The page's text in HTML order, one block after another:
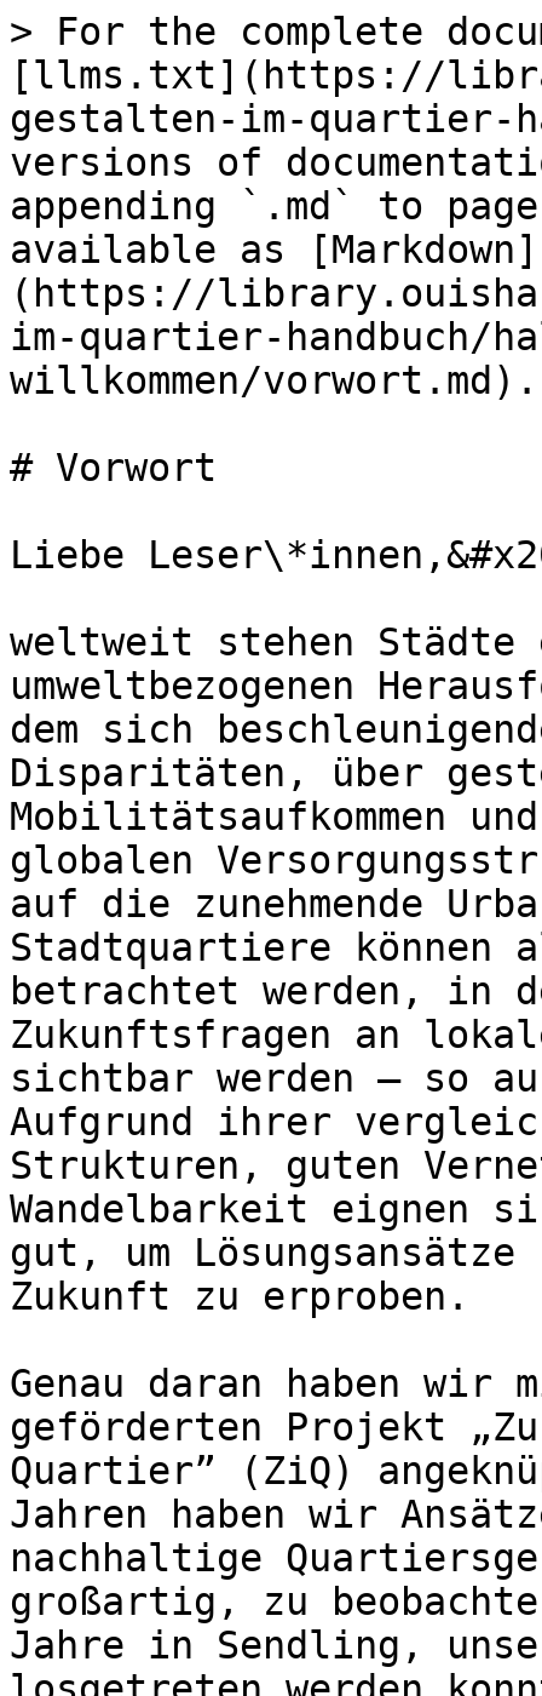
> For the complete
[llms.txt](https://
gestalten-im-quartier-
versions of
appending `.md` to
available as [Markdown]
(https://
im-quartier-handbuch/
willkommen/vorwort.md).
# Vorwort
Liebe
weltweit stehen Städte
umweltbezogenen
dem sich
Disparitäten, über
Mobilitätsaufkommen
globalen
auf die zunehmende
Stadtquartiere können
betrachtet werden, in
Zukunftsfragen an
sichtbar werden – so
Aufgrund ihrer
Strukturen, guten
Wandelbarkeit eignen
gut, um
Zukunft zu erproben.
Genau daran haben wir
geförderten Projekt
Quartier” (ZiQ)
Jahren haben wir
nachhaltige
großartig, zu
Jahre in Sendling,